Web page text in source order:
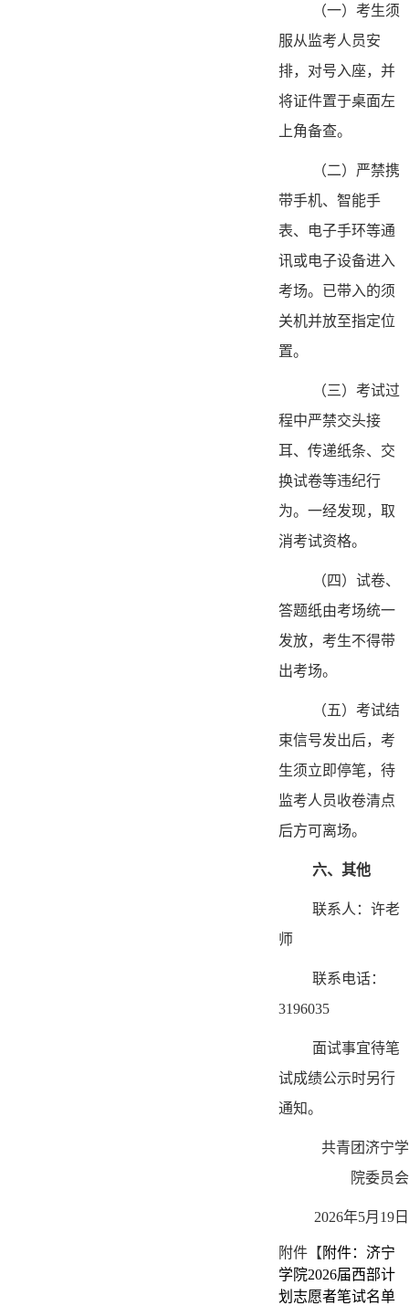
（一）考生须
服从监考人员安
排，对号入座，并
将证件置于桌面左
上角备查。
（二）严禁携
带手机、智能手
表、电子手环等通
讯或电子设备进入
考场。已带入的须
关机并放至指定位
置。
（三）考试过
程中严禁交头接
耳、传递纸条、交
换试卷等违纪行
为。一经发现，取
消考试资格。
（四）试卷、
答题纸由考场统一
发放，考生不得带
出考场。
（五）考试结
束信号发出后，考
生须立即停笔，待
监考人员收卷清点
后方可离场。
六、其他
联系人：许老
师
联系电话：
3196035
面试事宜待笔
试成绩公示时另行
通知。
共青团济宁学
院委员会
2026年5月19日
附件【 附件：济宁
学院2026届西部计
划志愿者笔试名单